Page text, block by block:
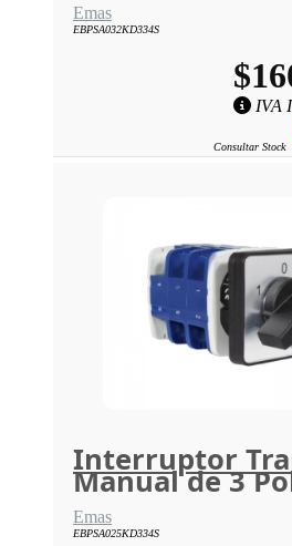
Emas
EBPSA032KD334S
IVA
Consultar Stock
Interruptor
Manual de 3
Emas
EBPSA025KD334S